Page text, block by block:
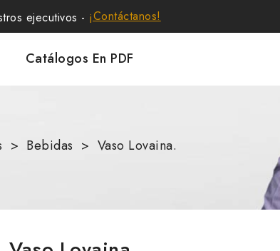
ejecutivos - ¡Contáctanos!
Catálogos En PDF
Bebidas Vaso Lovaina.